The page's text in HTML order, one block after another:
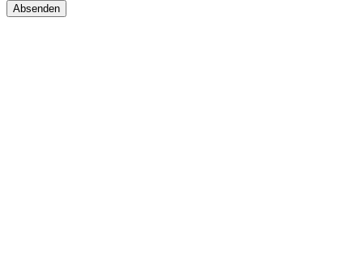
Absenden